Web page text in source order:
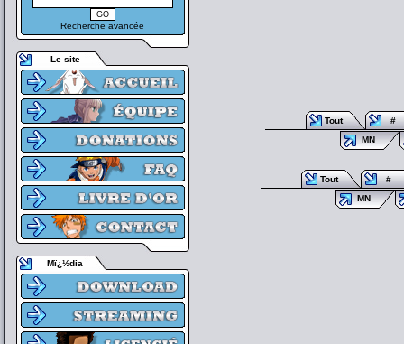
Recherche avancée
Le site
Mï¿½dia
Tout
#
MN
Tout
#
MN